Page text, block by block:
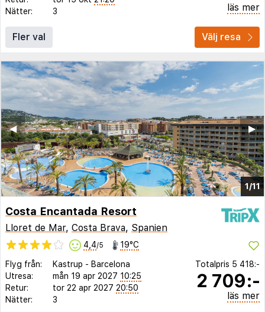
Nätter:
3 läs mer
Fler val Välj resa
1/11
▶︎
◀︎
Costa Encantada Resort
Lloret de Mar, Costa Brava, Spanien
4,4/5 19°C
Flyg från: Kastrup - Barcelona
Utresa:
mån 19 apr 2027 10:25
Retur:
tor 22 apr 2027 20:50
Nätter:
3
Totalpris 5 418:-
2 709:-
läs mer